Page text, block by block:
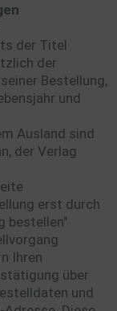
der Titel
der
Bestellung,
und
Ausland sind
der Verlag
erst durch
bestellen"
Ihren
über
und